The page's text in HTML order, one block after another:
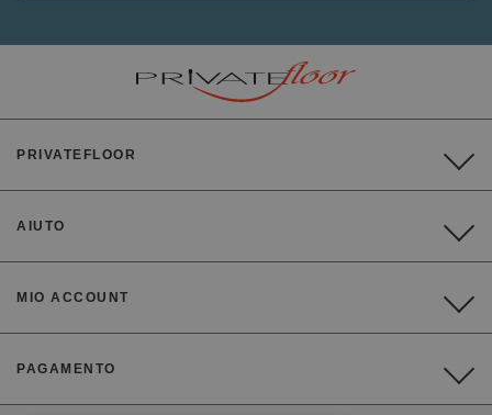
PRIVATEFLOOR
AIUTO
MIO ACCOUNT
PAGAMENTO